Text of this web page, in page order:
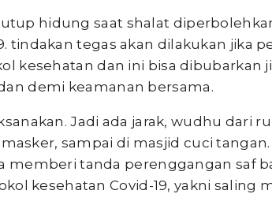
hidung saat shalat
tindakan tegas akan dilakukan jika
kesehatan dan ini bisa dibubarkan
demi keamanan bersama.
Jadi ada jarak, wudhu dari
sampai di masjid cuci tangan.
memberi tanda perenggangan saf
kesehatan Covid-19, yakni saling